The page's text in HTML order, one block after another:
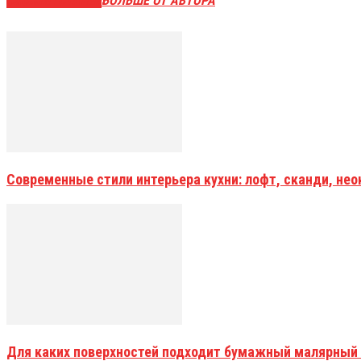
Современные стили интерьера кухни: лофт, сканди,
Для каких поверхностей подходит бумажный малярный